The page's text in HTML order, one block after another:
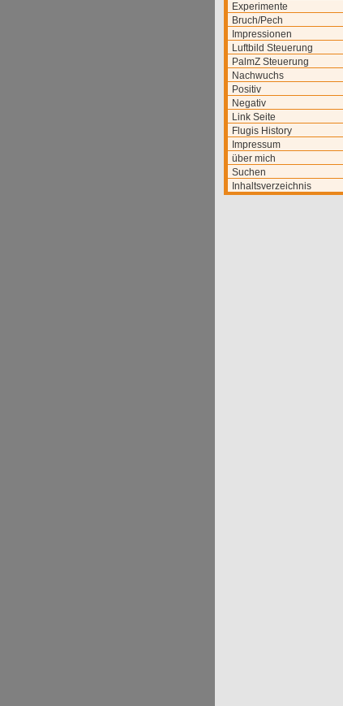
Experimente
Bruch/Pech
Impressionen
Luftbild Steuerung
PalmZ Steuerung
Nachwuchs
Positiv
Negativ
Link Seite
Flugis History
Impressum
über mich
Suchen
Inhaltsverzeichnis